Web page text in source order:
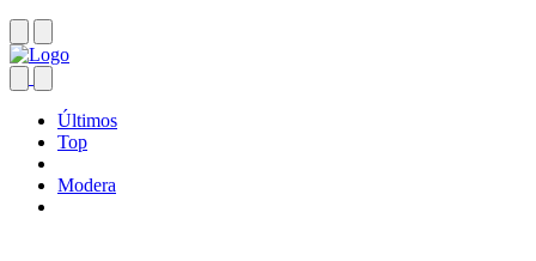
Últimos
Top
Modera